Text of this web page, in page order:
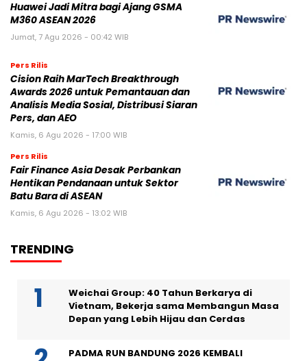
Huawei Jadi Mitra bagi Ajang GSMA
M360 ASEAN 2026
Jumat, 7 Agu 2026 - 00:42 WIB
Pers Rilis
Cision Raih MarTech Breakthrough
Awards 2026 untuk Pemantauan dan
Analisis Media Sosial, Distribusi Siaran
Pers, dan AEO
Kamis, 6 Agu 2026 - 17:00 WIB
Pers Rilis
Fair Finance Asia Desak Perbankan
Hentikan Pendanaan untuk Sektor
Batu Bara di ASEAN
Kamis, 6 Agu 2026 - 13:02 WIB
TRENDING
Weichai Group: 40 Tahun Berkarya di
Vietnam, Bekerja sama Membangun Masa
Depan yang Lebih Hijau dan Cerdas
PADMA RUN BANDUNG 2026 KEMBALI